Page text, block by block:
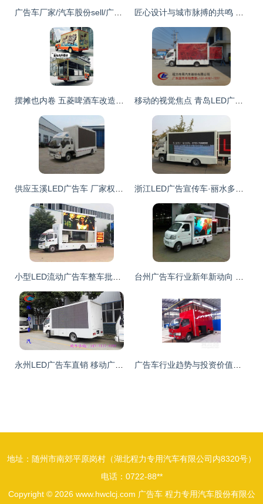
地址：随州市南郊平原岗村（湖北程力专用汽车有限公司内8320号）
电话：0722-88**
Copyright © 2026 www.hwclcj.com 广告车 程力专用汽车股份有限公